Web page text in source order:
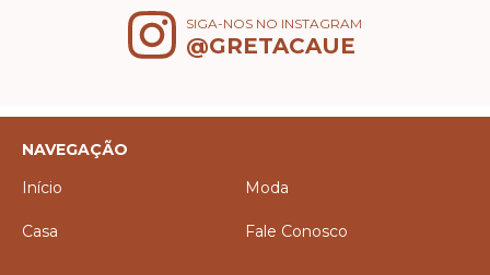
SIGA-NOS NO INSTAGRAM
@GRETACAUE
NAVEGAÇÃO
Início
Moda
Casa Fale Conosco